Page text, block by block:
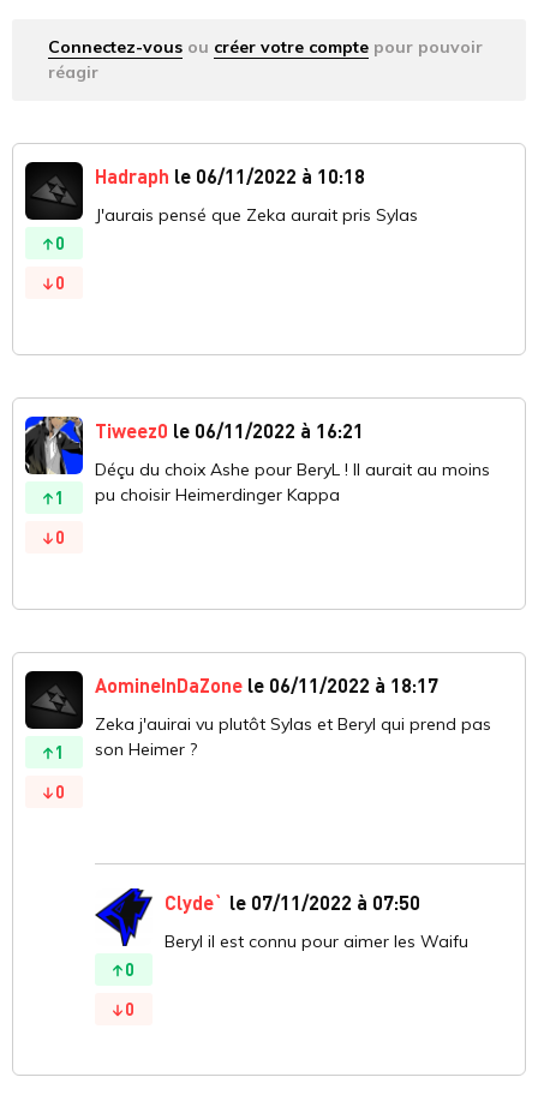
Connectez-vous ou créer votre compte pour pouvoir
réagir
0
0
Hadraph le 06/11/2022 à 10:18
J'aurais pensé que Zeka aurait pris Sylas
1
0
Tiweez0 le 06/11/2022 à 16:21
Déçu du choix Ashe pour BeryL ! Il aurait au moins
pu choisir Heimerdinger Kappa
1
0
AomineInDaZone le 06/11/2022 à 18:17
Zeka j'auirai vu plutôt Sylas et Beryl qui prend pas
son Heimer ?
0
0
Clyde` le 07/11/2022 à 07:50
Beryl il est connu pour aimer les Waifu